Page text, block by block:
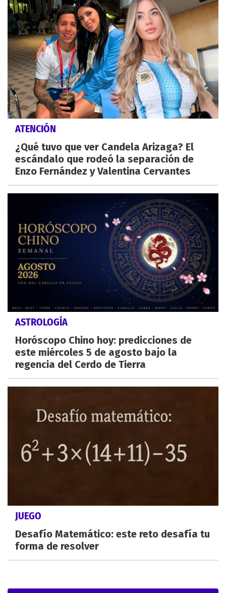
ATENCIÓN
¿Qué tuvo que ver Candela Arizaga? El
escándalo que rodeó la separación de
Enzo Fernández y Valentina Cervantes
ASTROLOGÍA
Horóscopo Chino hoy: predicciones de
este miércoles 5 de agosto bajo la
regencia del Cerdo de Tierra
JUEGO
Desafío Matemático: este reto desafía tu
forma de resolver